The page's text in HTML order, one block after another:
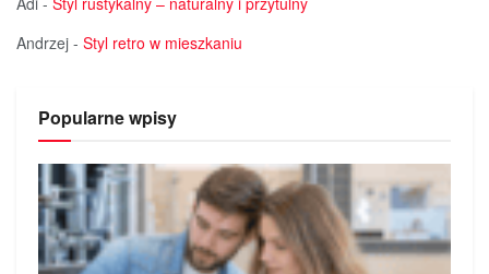
Andrzej - Styl retro w mieszkaniu
Popularne wpisy